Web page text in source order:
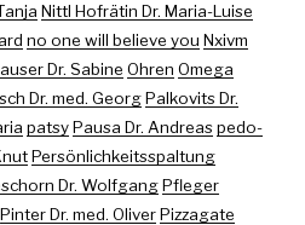
Nittl Hofrätin Dr. Maria-Luise
no one will believe you Nxivm
Dr. Sabine Ohren Omega
Dr. med. GeorgPalkovits Dr.
patsyPausa Dr. Andreaspedo-
Persönlichkeitsspaltung
Dr. WolfgangPfleger
Pinter Dr. med. OliverPizzagate